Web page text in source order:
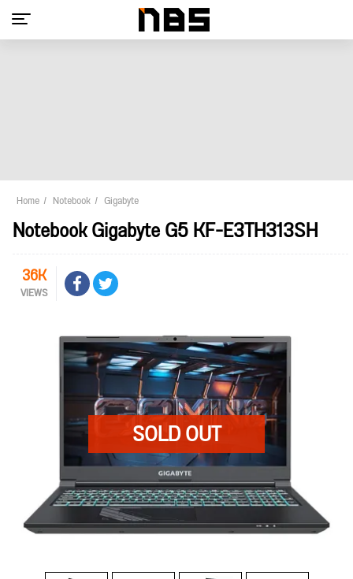
Home Notebook Gigabyte
Notebook Gigabyte G5 KF-E3TH313SH
36K
VIEWS